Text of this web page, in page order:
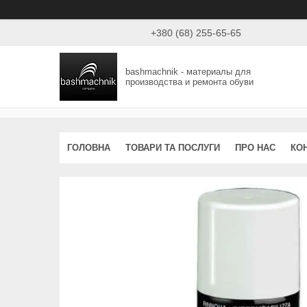
+380 (68) 255-65-65
bashmachnik - материалы для
производства и ремонта обуви
ГОЛОВНА ТОВАРИ ТА ПОСЛУГИ ПРО НАС